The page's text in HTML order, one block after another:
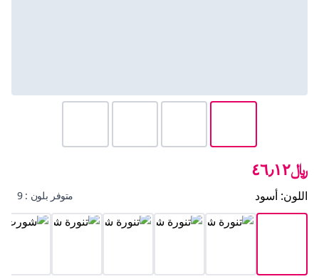
﷼٤٦٫١٢
اللون: أسود متوفر بلون : 9